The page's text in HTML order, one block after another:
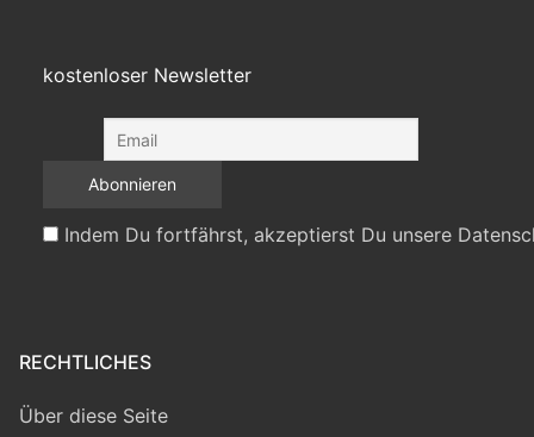
kostenloser Newsletter
Indem Du fortfährst, akzeptierst Du unsere
RECHTLICHES
Über diese Seite